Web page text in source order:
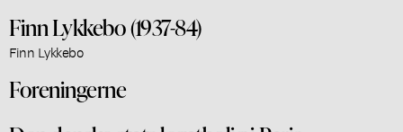
Finn Lykkebo (1937-84)
Finn Lykkebo
Foreningerne